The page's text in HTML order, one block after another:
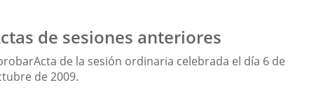
de sesiones anteriores
de la sesión ordinaria celebrada el día 6 de
de 2009.